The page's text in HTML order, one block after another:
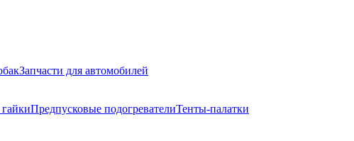
Запчасти для автомобилей
Предпусковые подогревателиТенты-палатки